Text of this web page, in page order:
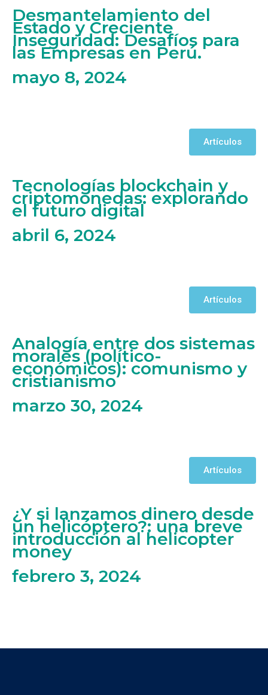
Desmantelamiento del
Estado y Creciente
Inseguridad: Desafíos para
las Empresas en Perú.
mayo 8, 2024
Artículos
Tecnologías blockchain y
criptomonedas: explorando
el futuro digital
abril 6, 2024
Artículos
Analogía entre dos sistemas
morales (político-
económicos): comunismo y
cristianismo
marzo 30, 2024
Artículos
¿Y si lanzamos dinero desde
un helicóptero?: una breve
introducción al helicopter
money
febrero 3, 2024